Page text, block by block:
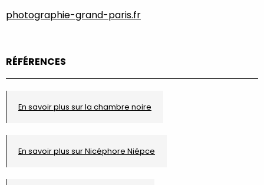
photographie-grand-paris.fr
RÉFÉRENCES
En savoir plus sur la chambre noire
En savoir plus sur Nicéphore Niépce